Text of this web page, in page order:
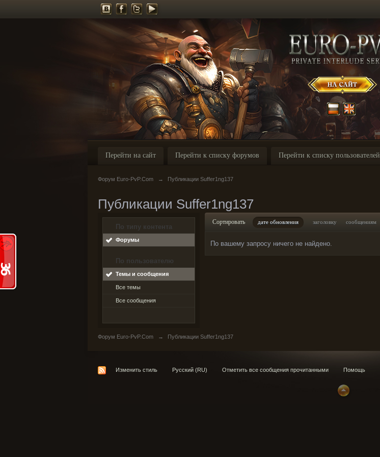
Перейти на сайт Перейти к списку форумов Перейти к списку пользователей
Форум Euro-PvP.Com → Публикации Suffer1ng137
Публикации Suffer1ng137
По типу контента
Форумы
По пользователю
Темы и сообщения
Все темы
Все сообщения
Сортировать дате обновления заголовку сообщениям
По вашему запросу ничего не найдено.
Форум Euro-PvP.Com → Публикации Suffer1ng137
Изменить стиль Русский (RU) Отметить все сообщения прочитанными Помощь